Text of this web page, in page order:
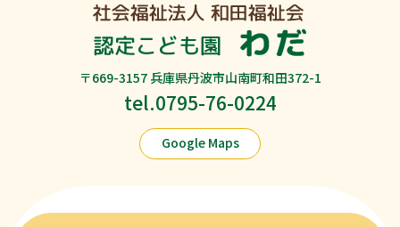
〒669-3157 兵庫県丹波市山南町和田372-1
tel.0795-76-0224
Google Maps